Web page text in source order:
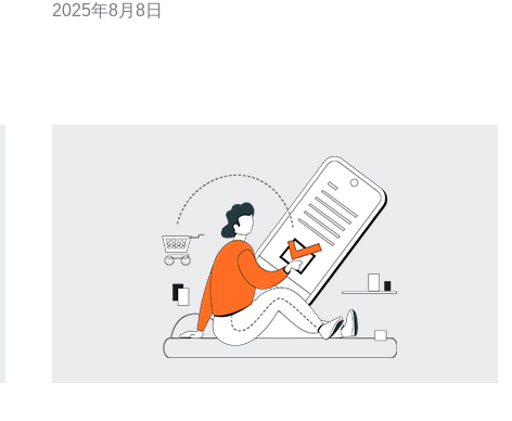
么是白名单？ 白名单是一种网络安全机制，其允许只有被
2025年8月8日